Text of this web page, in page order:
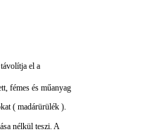
el a
fémes és műanyag
( madárürülék ).
nélkül teszi. A